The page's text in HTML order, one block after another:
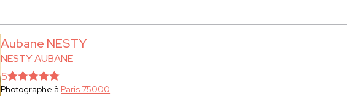
Aubane NESTY
NESTY AUBANE
5
Photographe à Paris 75000